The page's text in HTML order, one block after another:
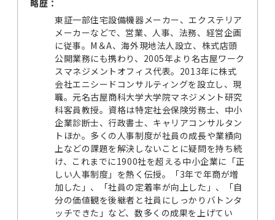
略歴：
東証一部住宅設備機器メーカー、エクステリア
メーカーなどで、営業、人事、法務、経営企画
に従事。M＆A、海外現地法人設立、株式店頭
公開業務にも携わり、2005年より名古屋ワーク
スマネジメントオフィス代表。2013年に株式
会社エニシードコンサルティングを設立し、現
職。元名古屋商科大学大学院マネジメント研究
科客員教授。資格は特定社会保険労務士、中小
企業診断士、行政書士、キャリアコンサルタン
トほか。多くの人事制度が社員の成長や業績向
上などの課題を解決しないことに疑問を持ち続
け、これまでに1900社を超える中小企業に「正
しい人事制度」を熱く伝授。「3年で年商が増
加した」、「社員の定着率が向上した」、「自
分の価値観を後継者と社員にしっかりバトンタ
ッチできた」など、数多くの成果を上げてい